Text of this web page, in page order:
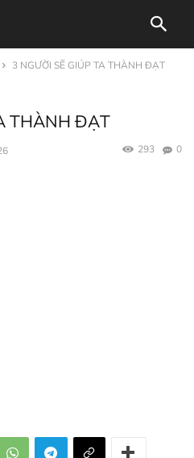
3 NGƯỜI SẼ GIÚP TA THÀNH ĐẠT
THÀNH ĐẠT
0
293